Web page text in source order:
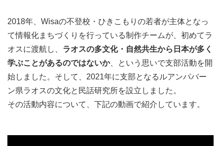
2018年、Wisaの不登校・ひきこもりの若者が主体となっ
て情報化まちづくりを行っている制作チームが、初めてラ
オスに渡航し、 ラオスの多文化・自然共生から日本が多く
学ぶことがあるのではないか、という思いで支部活動を開
始しました。そして、2021年に支部となるルアンパバー
ン県ラオスの文化と民話研究所を設立しました。
その活動内容について、下記の動画で紹介しています。